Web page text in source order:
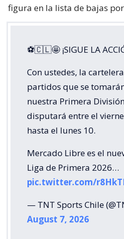
figura en la lista de bajas
⚽🇨🇱🤩 ¡SIGUE LA
Con ustedes, la
partidos que se
nuestra Primera
disputará entre el
hasta el lunes 10.
Mercado Libre es el
Liga de Primera 2026…
pic.twitter.com/
— TNT Sports Chile
August 7, 2026